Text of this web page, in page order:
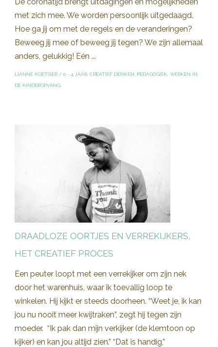
met zich mee. We worden persoonlijk uitgedaagd.
Hoe ga jij om met de regels en de veranderingen?
Beweeg jij mee of beweeg jij tegen? We zijn allemaal
anders, gelukkig! Eén ...
LIANNE KOETSIER / 0 - 4 JAAR CREATIEF DENKEN PEDAGOGIEK WERKEN IN
DE KINDEROPVANG
DRAADLOZE OORTJES EN VERREKIJKERS,
HET CREATIEF PROCES
Een peuter loopt met een verrekijker om zijn nek
door het warenhuis, waar ik toevallig loop te
winkelen. Hij kijkt er steeds doorheen. “Weet je, ik kan
jou nu nooit meer kwijtraken”, zegt hij tegen zijn
moeder. “Ik pak dan mijn verkijker (de klemtoon op
kijker) en kan jou altijd zien.” “Dat is handig,”